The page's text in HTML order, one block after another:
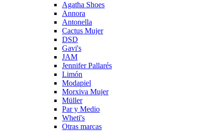
Agatha Shoes
Annora
Antonella
Cactus Mujer
DSD
Gavi's
JAM
Jennifer Pallarés
Limón
Modapiel
Morxiva Mujer
Müller
Par y Medio
Wheti's
Otras marcas